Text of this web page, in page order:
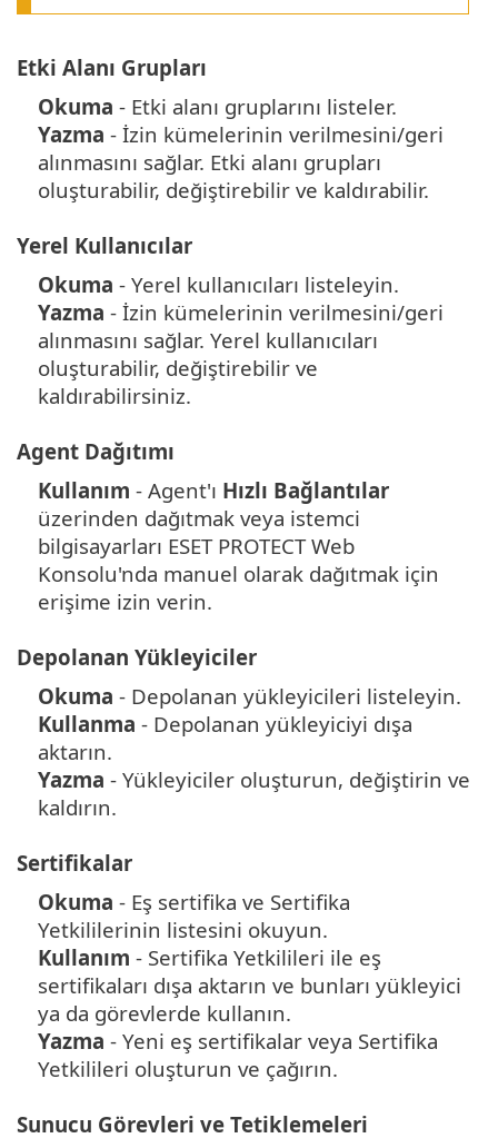
Etki Alanı Grupları
Okuma - Etki alanı gruplarını listeler.
Yazma - İzin kümelerinin verilmesini/geri
alınmasını sağlar. Etki alanı grupları
oluşturabilir, değiştirebilir ve kaldırabilir.
Yerel Kullanıcılar
Okuma - Yerel kullanıcıları listeleyin.
Yazma - İzin kümelerinin verilmesini/geri
alınmasını sağlar. Yerel kullanıcıları
oluşturabilir, değiştirebilir ve
kaldırabilirsiniz.
Agent Dağıtımı
Kullanım - Agent'ı Hızlı Bağlantılar
üzerinden dağıtmak veya istemci
bilgisayarları ESET PROTECT Web
Konsolu'nda manuel olarak dağıtmak için
erişime izin verin.
Depolanan Yükleyiciler
Okuma - Depolanan yükleyicileri listeleyin.
Kullanma - Depolanan yükleyiciyi dışa
aktarın.
Yazma - Yükleyiciler oluşturun, değiştirin ve
kaldırın.
Sertifikalar
Okuma - Eş sertifika ve Sertifika
Yetkililerinin listesini okuyun.
Kullanım - Sertifika Yetkilileri ile eş
sertifikaları dışa aktarın ve bunları yükleyici
ya da görevlerde kullanın.
Yazma - Yeni eş sertifikalar veya Sertifika
Yetkilileri oluşturun ve çağırın.
Sunucu Görevleri ve Tetiklemeleri